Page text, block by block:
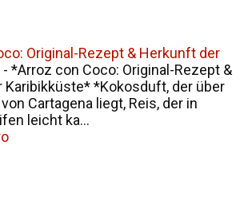
Original-Rezept & Herkunft der
- *Arroz con Coco: Original-Rezept &
Karibikküste* *Kokosduft, der über
Cartagena liegt, Reis, der in
leicht ka...